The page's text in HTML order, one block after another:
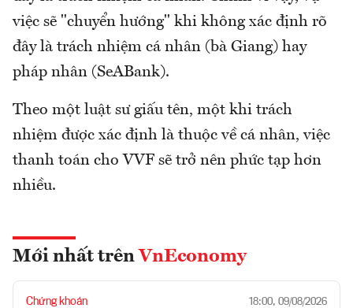
việc sẽ "chuyển hướng" khi không xác định rõ
đây là trách nhiệm cá nhân (bà Giang) hay
pháp nhân (SeABank).
Theo một luật sư giấu tên, một khi trách
nhiệm được xác định là thuộc về cá nhân, việc
thanh toán cho VVF sẽ trở nên phức tạp hơn
nhiều.
Mới nhất trên VnEconomy
Chứng khoán 18:00, 09/08/2026